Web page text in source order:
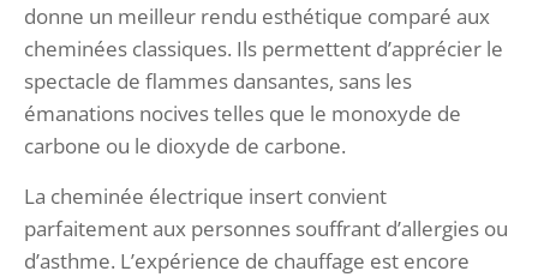
donne un meilleur rendu esthétique comparé aux
cheminées classiques. Ils permettent d’apprécier le
spectacle de flammes dansantes, sans les
émanations nocives telles que le monoxyde de
carbone ou le dioxyde de carbone.
La cheminée électrique insert convient
parfaitement aux personnes souffrant d’allergies ou
d’asthme. L’expérience de chauffage est encore